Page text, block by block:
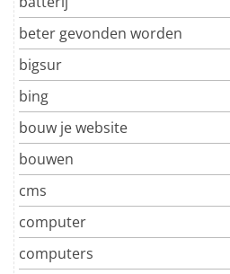
beter gevonden worden
bigsur
bing
bouw je website
bouwen
cms
computer
computers